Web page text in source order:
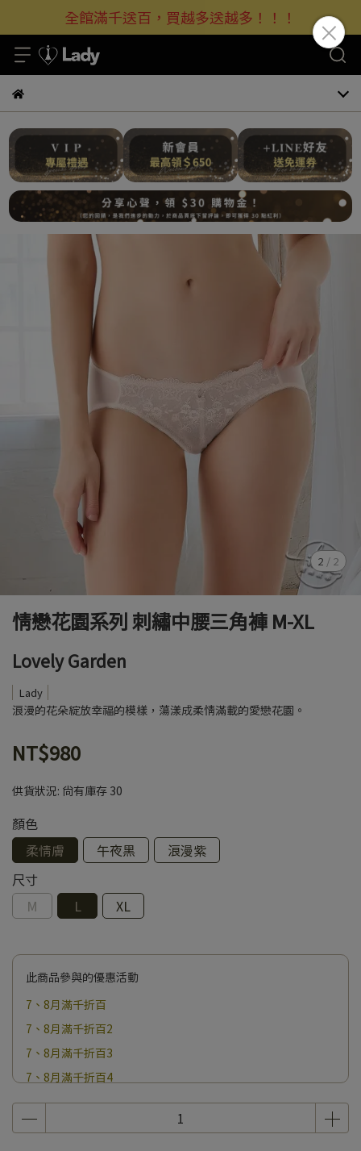
全館滿千送百，買越多送越多！！！
2 / 2
情戀花園系列 刺繡中腰三角褲 M-XL
Lovely Garden
Lady
浪漫的花朵綻放幸福的模樣，蕩漾成柔情滿載的愛戀花園。
NT$980
供貨狀況: 尚有庫存 30
顏色
柔情膚
午夜黑
浪漫紫
尺寸
M
L XL
此商品參與的優惠活動
7、8月滿千折百
7、8月滿千折百2
7、8月滿千折百3
7、8月滿千折百4
7、8月滿千折百5